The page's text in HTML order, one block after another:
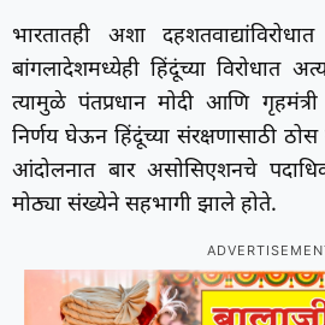
भारतातही अशा
बांगलादेशमध्येही हिंदूंच्या विरोधात
त्यामुळे पंतप्रधान मोदी आणि
निर्णय घेऊन हिंदूंच्या संरक्षणासाठी
आंदोलनात बार असोसिएशनचे
मोठ्या संख्येने सहभागी झाले होते.